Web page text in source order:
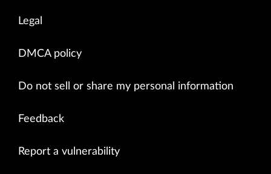
Legal
DMCA policy
Do not sell or share my personal information
Feedback
Report a vulnerability